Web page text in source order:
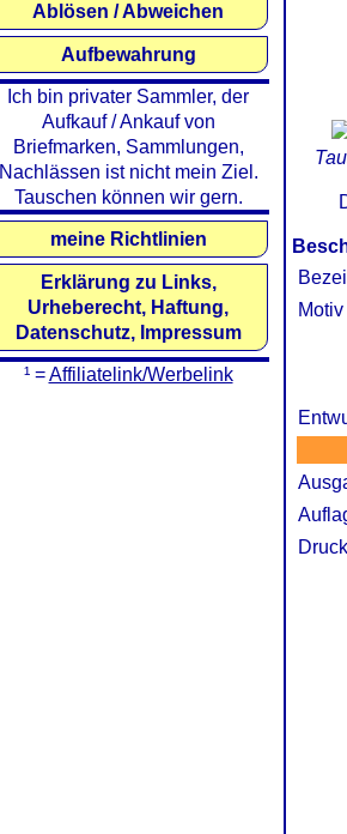
Ablösen / Abweichen
Aufbewahrung
Ich bin privater Sammler, der
Aufkauf / Ankauf von
Briefmarken, Sammlungen,
Nachlässen ist nicht mein Ziel.
Tauschen können wir gern.
meine Richtlinien
Erklärung zu Links,
Urheberecht, Haftung,
Datenschutz, Impressum
¹ =Affiliatelink/Werbelink